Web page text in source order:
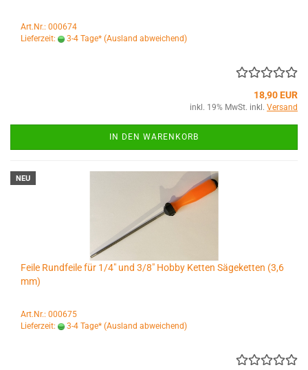
Art.Nr.: 000674
Lieferzeit:
3-4 Tage* (Ausland abweichend)
18,90 EUR
inkl. 19% MwSt. inkl. Versand
IN DEN WARENKORB
NEU
Feile Rundfeile für 1/4" und 3/8" Hobby Ketten Sägeketten (3,6
mm)
Art.Nr.: 000675
Lieferzeit:
3-4 Tage* (Ausland abweichend)